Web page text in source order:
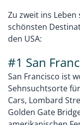
Zu zweit ins
schönsten
den USA:
#1 San
San Francisco ist
Sehnsuchtsorte
Cars, Lombard
Golden Gate